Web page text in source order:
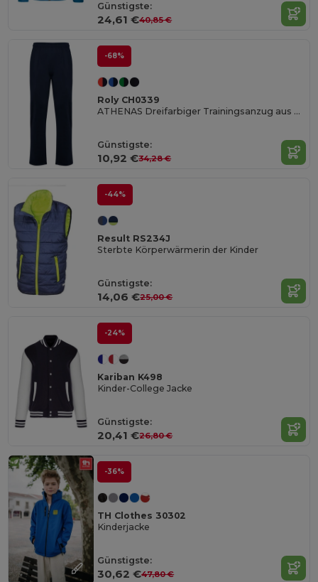
Günstigste:
24,61 €40,85 €
-68%
Roly CH0339
ATHENAS Dreifarbiger Trainingsanzug aus Acetat mit samtigem Futter
Günstigste:
10,92 €34,28 €
-44%
Result RS234J
Sterbte Körperwärmerin der Kinder
Günstigste:
14,06 €25,00 €
-24%
Kariban K498
Kinder-College Jacke
Günstigste:
20,41 €26,80 €
-36%
TH Clothes 30302
Kinderjacke
Günstigste:
30,62 €47,80 €